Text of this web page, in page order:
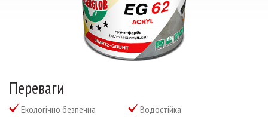
Тел./факс: (0552) 41-93-00; 41-93-23
admin@anserglob.com.ua
Переваги
екологічно безпечна
водостійка